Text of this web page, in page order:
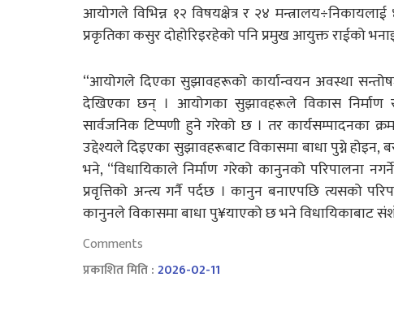
आयोगले विभिन्न १२ विषयक्षेत्र र २४
प्रकृतिका कसुर दोहोरिइरहेको पनि प्रमुख आयुक्त राईको
“आयोगले दिएका सुझावहरूको कार्यान्वयन अवस्था
देखिएका छन् । आयोगका सुझावहरूले विकास निर्माण र
सार्वजनिक टिप्पणी हुने गरेको छ । तर कार्यसम्पादनका
उद्देश्यले दिइएका सुझावहरूबाट विकासमा बाधा पुग्ने
भने, “विधायिकाले निर्माण गरेको कानुनको परिपालना
प्रवृत्तिको अन्त्य गर्नै पर्दछ । कानुन बनाएपछि त्यसको
कानुनले विकासमा बाधा पु¥याएको छ भने विधायिकाबाट
Comments
प्रकाशित मिति :2026-02-11